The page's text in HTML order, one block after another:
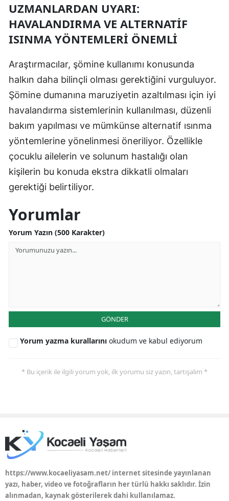
UZMANLARDAN UYARI:
HAVALANDIRMA VE ALTERNATIF
ISINMA YÖNTEMLERI ÖNEMLI
Araştırmacılar, şömine kullanımı konusunda
halkın daha bilinçli olması gerektiğini vurguluyor.
Şömine dumanına maruziyetin azaltılması için iyi
havalandırma sistemlerinin kullanılması, düzenli
bakım yapılması ve mümkünse alternatif ısınma
yöntemlerine yönelinmesi öneriliyor. Özellikle
çocuklu ailelerin ve solunum hastalığı olan
kişilerin bu konuda ekstra dikkatli olmaları
gerektiği belirtiliyor.
Yorumlar
Yorum Yazın (500 Karakter)
GÖNDER
Yorum yazma kurallarını okudum ve kabul ediyorum
* Bu içerik ile ilgili yorum yok, ilk yorumu siz yazın, tartışalım *
https://www.kocaeliyasam.net/ internet sitesinde yayınlanan
yazı, haber, video ve fotoğrafların her türlü hakkı saklıdır. İzin
alınmadan, kaynak gösterilerek dahi kullanılamaz.